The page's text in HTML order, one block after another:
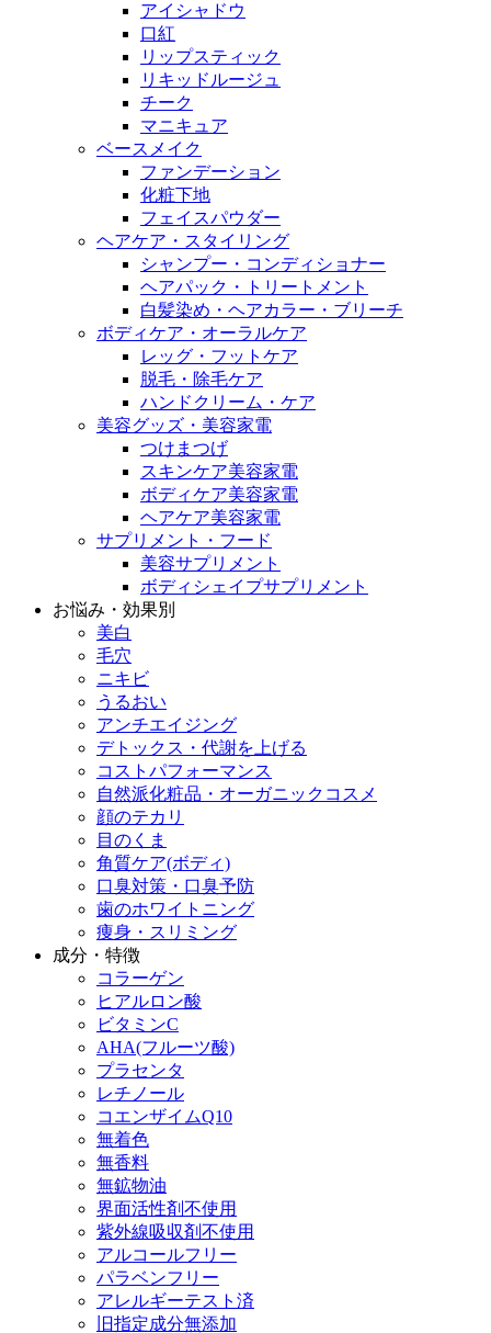
アイシャドウ
口紅
リップスティック
リキッドルージュ
チーク
マニキュア
ベースメイク
ファンデーション
化粧下地
フェイスパウダー
ヘアケア・スタイリング
シャンプー・コンディショナー
ヘアパック・トリートメント
白髪染め・ヘアカラー・ブリーチ
ボディケア・オーラルケア
レッグ・フットケア
脱毛・除毛ケア
ハンドクリーム・ケア
美容グッズ・美容家電
つけまつげ
スキンケア美容家電
ボディケア美容家電
ヘアケア美容家電
サプリメント・フード
美容サプリメント
ボディシェイプサプリメント
お悩み・効果別
美白
毛穴
ニキビ
うるおい
アンチエイジング
デトックス・代謝を上げる
コストパフォーマンス
自然派化粧品・オーガニックコスメ
顔のテカリ
目のくま
角質ケア(ボディ)
口臭対策・口臭予防
歯のホワイトニング
痩身・スリミング
成分・特徴
コラーゲン
ヒアルロン酸
ビタミンC
AHA(フルーツ酸)
プラセンタ
レチノール
コエンザイムQ10
無着色
無香料
無鉱物油
界面活性剤不使用
紫外線吸収剤不使用
アルコールフリー
パラベンフリー
アレルギーテスト済
旧指定成分無添加